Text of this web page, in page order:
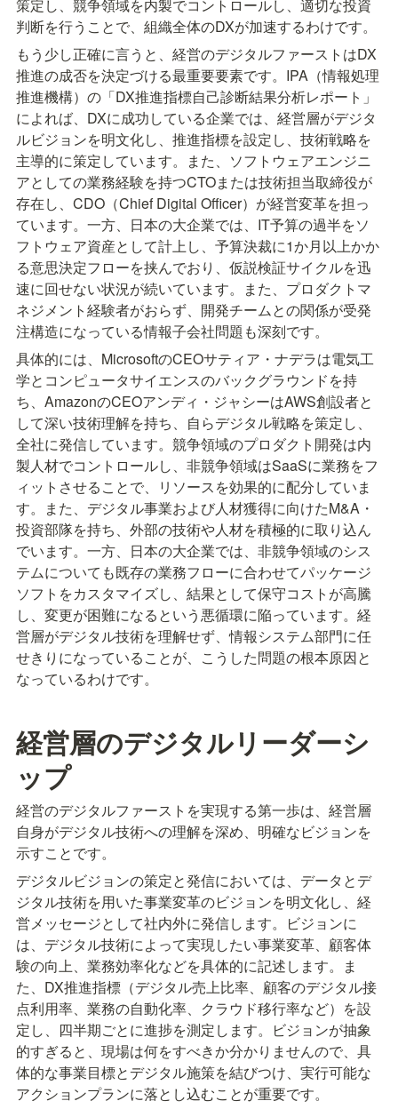
策定し、競争領域を内製でコントロールし、適切な投資
判断を行うことで、組織全体のDXが加速するわけです。
もう少し正確に言うと、経営のデジタルファーストはDX
推進の成否を決定づける最重要要素です。IPA（情報処理
推進機構）の「DX推進指標自己診断結果分析レポート」
によれば、DXに成功している企業では、経営層がデジタ
ルビジョンを明文化し、推進指標を設定し、技術戦略を
主導的に策定しています。また、ソフトウェアエンジニ
アとしての業務経験を持つCTOまたは技術担当取締役が
存在し、CDO（Chief Digital Officer）が経営変革を担っ
ています。一方、日本の大企業では、IT予算の過半をソ
フトウェア資産として計上し、予算決裁に1か月以上かか
る意思決定フローを挟んでおり、仮説検証サイクルを迅
速に回せない状況が続いています。また、プロダクトマ
ネジメント経験者がおらず、開発チームとの関係が受発
注構造になっている情報子会社問題も深刻です。
具体的には、MicrosoftのCEOサティア・ナデラは電気工
学とコンピュータサイエンスのバックグラウンドを持
ち、AmazonのCEOアンディ・ジャシーはAWS創設者と
して深い技術理解を持ち、自らデジタル戦略を策定し、
全社に発信しています。競争領域のプロダクト開発は内
製人材でコントロールし、非競争領域はSaaSに業務をフ
ィットさせることで、リソースを効果的に配分していま
す。また、デジタル事業および人材獲得に向けたM&A・
投資部隊を持ち、外部の技術や人材を積極的に取り込ん
でいます。一方、日本の大企業では、非競争領域のシス
テムについても既存の業務フローに合わせてパッケージ
ソフトをカスタマイズし、結果として保守コストが高騰
し、変更が困難になるという悪循環に陥っています。経
営層がデジタル技術を理解せず、情報システム部門に任
せきりになっていることが、こうした問題の根本原因と
なっているわけです。
経営層のデジタルリーダーシ
ップ
経営のデジタルファーストを実現する第一歩は、経営層
自身がデジタル技術への理解を深め、明確なビジョンを
示すことです。
デジタルビジョンの策定と発信においては、データとデ
ジタル技術を用いた事業変革のビジョンを明文化し、経
営メッセージとして社内外に発信します。ビジョンに
は、デジタル技術によって実現したい事業変革、顧客体
験の向上、業務効率化などを具体的に記述します。ま
た、DX推進指標（デジタル売上比率、顧客のデジタル接
点利用率、業務の自動化率、クラウド移行率など）を設
定し、四半期ごとに進捗を測定します。ビジョンが抽象
的すぎると、現場は何をすべきか分かりませんので、具
体的な事業目標とデジタル施策を結びつけ、実行可能な
アクションプランに落とし込むことが重要です。